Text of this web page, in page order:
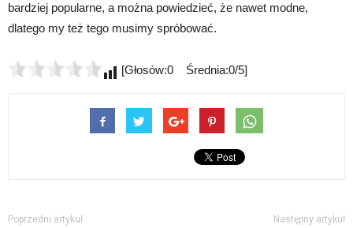
bardziej popularne, a można powiedzieć, że nawet modne,
dlatego my też tego musimy spróbować.
[Głosów:0 Średnia:0/5]
Poprzedni artykuł Następny artykuł